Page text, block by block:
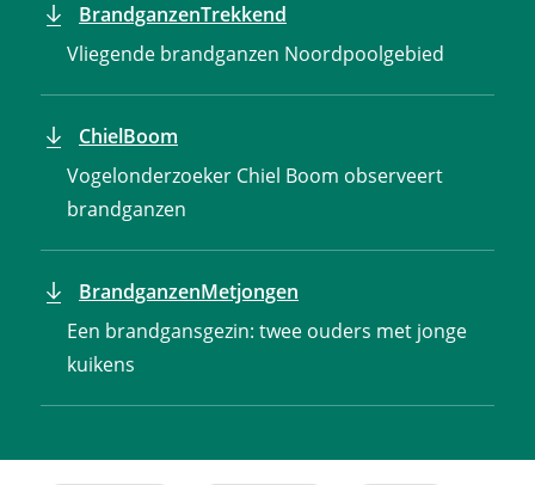
BrandganzenTrekkend
Vliegende brandganzen Noordpoolgebied
ChielBoom
Vogelonderzoeker Chiel Boom observeert
brandganzen
BrandganzenMetjongen
Een brandgansgezin: twee ouders met jonge
kuikens